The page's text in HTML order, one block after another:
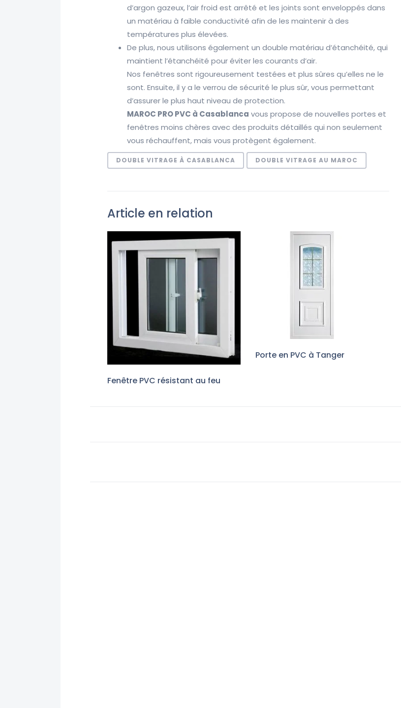
d’argon gazeux, l’air froid est arrêté et les joints sont enveloppés dans
un matériau à faible conductivité afin de les maintenir à des
températures plus élevées.
De plus, nous utilisons également un double matériau d’étanchéité, qui
maintient l’étanchéité pour éviter les courants d’air.
Nos fenêtres sont rigoureusement testées et plus sûres qu’elles ne le
sont. Ensuite, il y a le verrou de sécurité le plus sûr, vous permettant
d’assurer le plus haut niveau de protection.
MAROC PRO PVC à Casablanca vous propose de nouvelles portes et
fenêtres moins chères avec des produits détaillés qui non seulement
vous réchauffent, mais vous protègent également.
DOUBLE VITRAGE À CASABLANCA DOUBLE VITRAGE AU MAROC
Article en relation
Fenêtre PVC résistant au feu
Porte en PVC à Tanger